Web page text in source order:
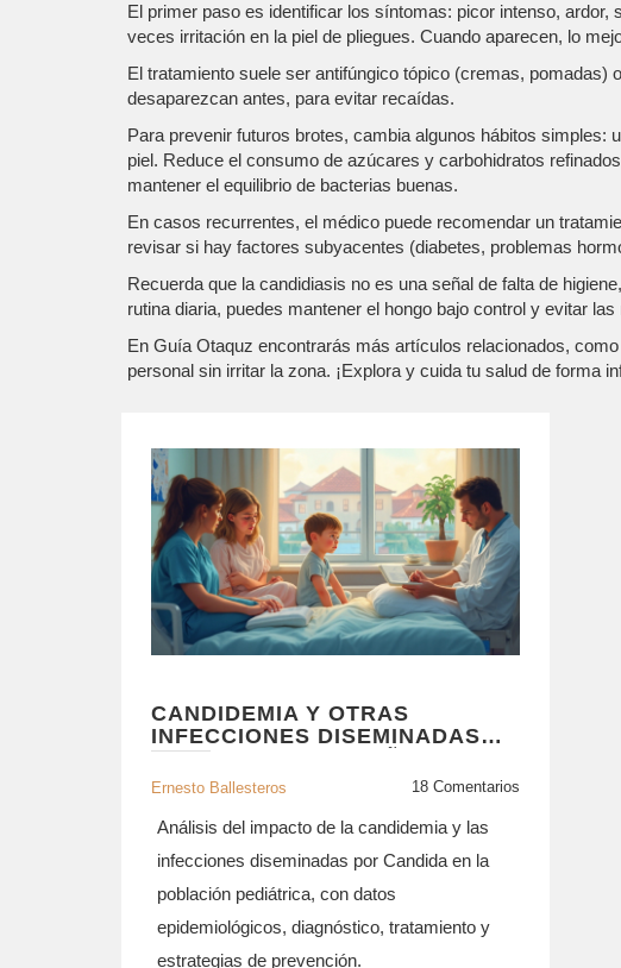
El primer paso es identificar los síntomas: picor intenso,
veces irritación en la piel de pliegues. Cuando aparecen, lo
El tratamiento suele ser antifúngico tópico (cremas,
desaparezcan antes, para evitar recaídas.
Para prevenir futuros brotes, cambia algunos hábitos simples:
piel. Reduce el consumo de azúcares y carbohidratos
mantener el equilibrio de bacterias buenas.
En casos recurrentes, el médico puede recomendar un
revisar si hay factores subyacentes (diabetes, problemas
Recuerda que la candidiasis no es una señal de falta de
rutina diaria, puedes mantener el hongo bajo control y evitar
En Guía Otaquz encontrarás más artículos relacionados,
personal sin irritar la zona. ¡Explora y cuida tu salud de forma
CANDIDEMIA Y OTRAS
INFECCIONES DISEMINADAS
POR CANDIDA EN NIÑOS:
IMPACTO Y MANEJO
Ernesto Ballesteros 18 Comentarios
Análisis del impacto de la candidemia y las
infecciones diseminadas por Candida en la
población pediátrica, con datos
epidemiológicos, diagnóstico, tratamiento y
estrategias de prevención.